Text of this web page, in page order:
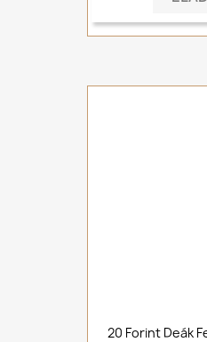
20 Forint Deák